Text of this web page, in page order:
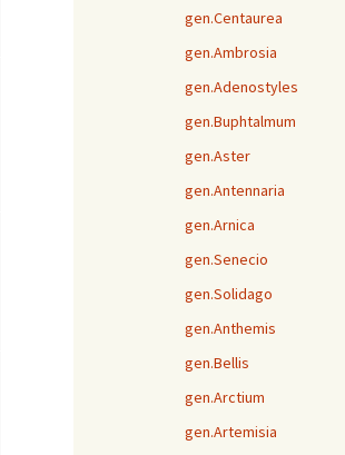
gen.Centaurea
gen.Ambrosia
gen.Adenostyles
gen.Buphtalmum
gen.Aster
gen.Antennaria
gen.Arnica
gen.Senecio
gen.Solidago
gen.Anthemis
gen.Bellis
gen.Arctium
gen.Artemisia